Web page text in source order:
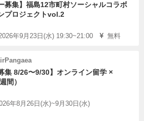
募集】福島12市町村ソーシャルコラボ
プロジェクトvol.2
年9月23日(水) 19:30~21:00 無料
集 8/26〜9/30】オンライン留学 ×
間）
年8月26日(水)~9月30日(水)